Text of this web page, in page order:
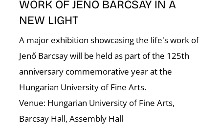
WORK OF JENŐ BARCSAY IN A
NEW LIGHT
A major exhibition showcasing the life's work of
Jenő Barcsay will be held as part of the 125th
anniversary commemorative year at the
Hungarian University of Fine Arts.
Venue: Hungarian University of Fine Arts,
Barcsay Hall, Assembly Hall